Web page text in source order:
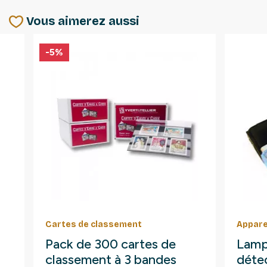
Vous aimerez aussi
Cartes de classement
Pack de 300 cartes de
classement à 3 bandes
-5%